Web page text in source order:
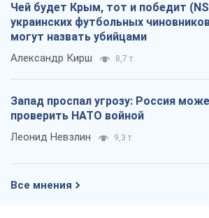
Чей будет Крым, тот и победит
украинских футбольных
могут назвать убийцами
Александр Кирш 8,7 т.
Запад проспал угрозу: Россия
проверить НАТО войной
Леонид Невзлин 9,3 т.
Все мнения